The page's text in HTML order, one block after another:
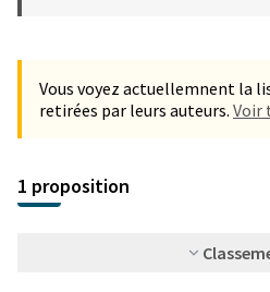
Vous voyez actuellemnent la
retirées par leurs auteurs. Voir
1 proposition